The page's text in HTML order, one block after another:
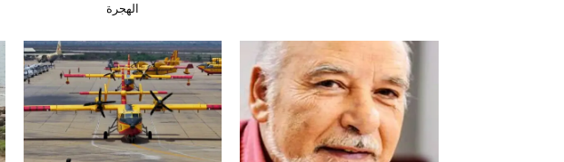
الهجرة